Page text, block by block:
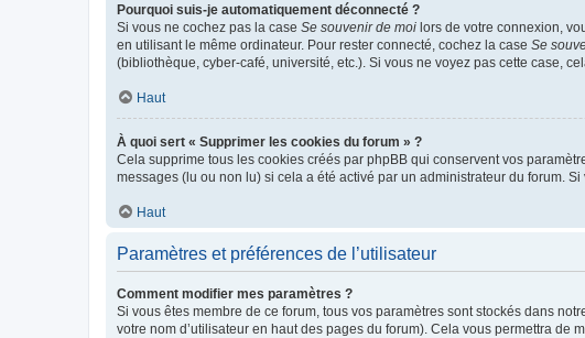
Pourquoi suis-je automatiquement déconnecté ?
Si vous ne cochez pas la case Se souvenir de moi lors de votre connexion,
en utilisant le même ordinateur. Pour rester connecté, cochez la case Se
(bibliothèque, cyber-café, université, etc.). Si vous ne voyez pas cette case,
Haut
À quoi sert « Supprimer les cookies du forum » ?
Cela supprime tous les cookies créés par phpBB qui conservent vos
messages (lu ou non lu) si cela a été activé par un administrateur du forum.
Haut
Paramètres et préférences de l’utilisateur
Comment modifier mes paramètres ?
Si vous êtes membre de ce forum, tous vos paramètres sont stockés dans
votre nom d’utilisateur en haut des pages du forum). Cela vous permettra de